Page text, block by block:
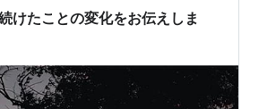
あげられない状況だとしたらあなた
けたことの変化をお伝えしま